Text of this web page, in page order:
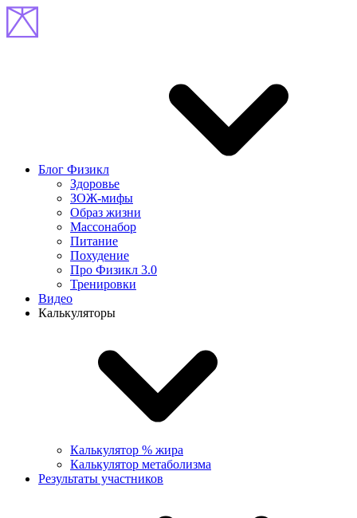
Блог Физикл
Здоровье
ЗОЖ-мифы
Образ жизни
Массонабор
Питание
Похудение
Про Физикл 3.0
Тренировки
Видео
Калькуляторы
Калькулятор % жира
Калькулятор метаболизма
Результаты участников